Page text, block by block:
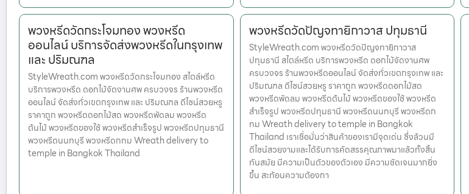
พวงหรีดวัดกระโจมทอง พวงหรีด
ออนไลน์ บริการจัดส่งพวงหรีดในกรุงเทพ
และ ปริมณฑล
StyleWreath.com พวงหรีดวัดกระโจมทอง สไตล์หรีด
บริการพวงหรีด ดอกไม้จัดงานศพ ครบวงจร ร้านพวงหรีด
ออนไลน์ จัดส่งทั่วเขตกรุงเทพ และ ปริมณฑล ดีไซน์สวยหรู
ราคาถูก พวงหรีดดอกไม้สด พวงหรีดพัดลม พวงหรีด
ต้นไม้ พวงหรีดของใช้ พวงหรีดสำเร็จรูป พวงหรีดปทุมธานี
พวงหรีดนนทบุรี พวงหรีดกทม Wreath delivery to
temple in Bangkok Thailand
พวงหรีดวัดปัญจทายิกาวาส ปทุมธานี
StyleWreath.com พวงหรีดวัดปัญจทายิกาวาส
ปทุมธานี สไตล์หรีด บริการพวงหรีด ดอกไม้จัดงานศพ
ครบวงจร ร้านพวงหรีดออนไลน์ จัดส่งทั่วเขตกรุงเทพ และ
ปริมณฑล ดีไซน์สวยหรู ราคาถูก พวงหรีดดอกไม้สด
พวงหรีดพัดลม พวงหรีดต้นไม้ พวงหรีดของใช้ พวงหรีด
สำเร็จรูป พวงหรีดปทุมธานี พวงหรีดนนทบุรี พวงหรีดก
ทม Wreath delivery to temple in Bangkok
Thailand เราเชื่อมั่นว่าสินค้าของเรามีจุดเด่น ซึ่งล้วนมี
ดีไซน์สวยงามและได้รับการคัดสรรคุณภาพมาแล้วทั้งสิ้น
ทันสมัย มีความเป็นตัวของตัวเอง มีความชัดเจนมากยิ่ง
ขึ้น สะท้อนความต้องกา